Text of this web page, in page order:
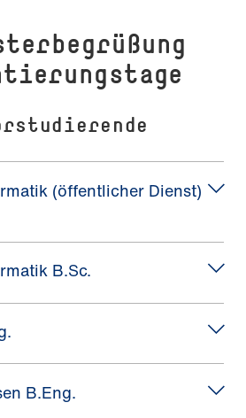
(öffentlicher Dienst)
B.Sc.
B.Eng.